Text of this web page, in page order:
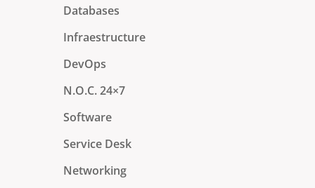
Databases
Infraestructure
DevOps
N.O.C. 24×7
Software
Service Desk
Networking